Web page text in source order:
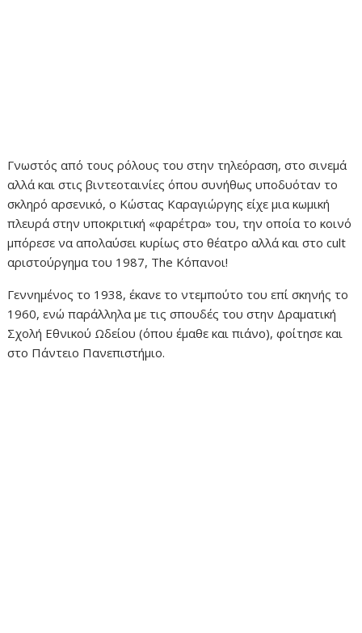
Γνωστός από τους ρόλους του στην τηλεόραση, στο σινεμά
αλλά και στις βιντεοταινίες όπου συνήθως υποδυόταν το
σκληρό αρσενικό, ο Κώστας Καραγιώργης είχε μια κωμική
πλευρά στην υποκριτική «φαρέτρα» του, την οποία το κοινό
μπόρεσε να απολαύσει κυρίως στο θέατρο αλλά και στο cult
αριστούργημα του 1987, The Κόπανοι!
Γεννημένος το 1938, έκανε το ντεμπούτο του επί σκηνής το
1960, ενώ παράλληλα με τις σπουδές του στην Δραματική
Σχολή Εθνικού Ωδείου (όπου έμαθε και πιάνο), φοίτησε και
στο Πάντειο Πανεπιστήμιο.